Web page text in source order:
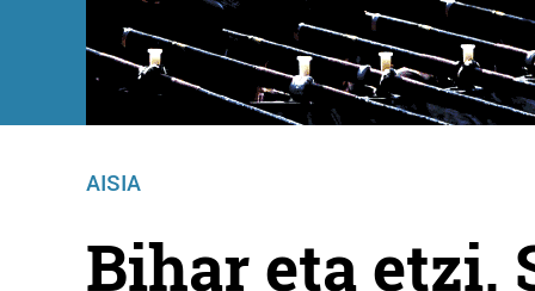
AISIA
Bihar eta etzi,